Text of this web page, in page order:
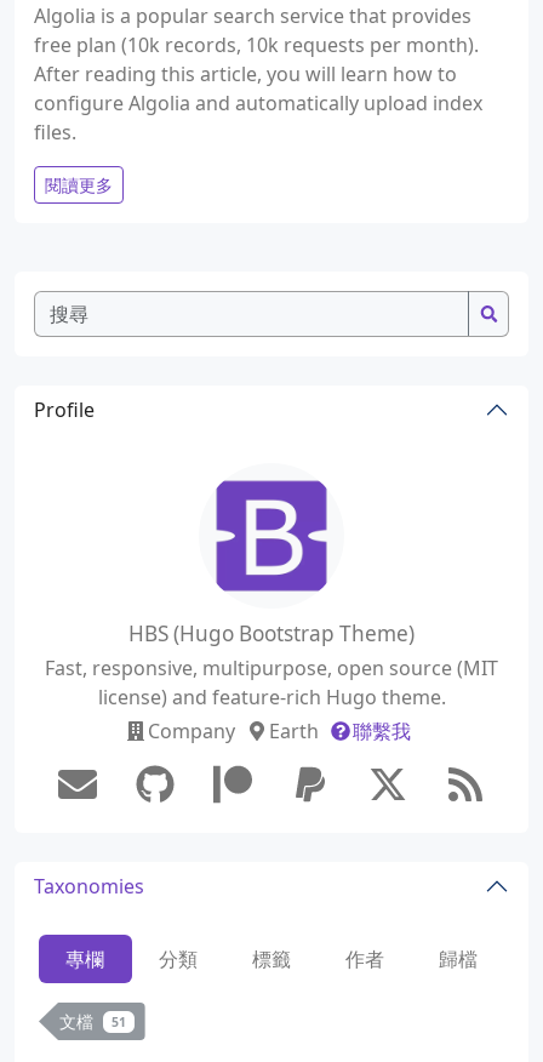
Algolia is a popular search service that provides
free plan (10k records, 10k requests per month).
After reading this article, you will learn how to
configure Algolia and automatically upload index
files.
閱讀更多
Profile
HBS (Hugo Bootstrap Theme)
Fast, responsive, multipurpose, open source (MIT
license) and feature-rich Hugo theme.
Company
Earth 聯繫我
Taxonomies
專欄 分類 標籤 作者 歸檔
文檔 51